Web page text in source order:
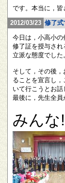
です。本当に，皆
2012/03/23 修了式
今日は，小高小の
修了証を授与さ
立派な態度でした
そして，その後
ることを宣言し
いて行こうとお話
最後に，先生全員
みんな